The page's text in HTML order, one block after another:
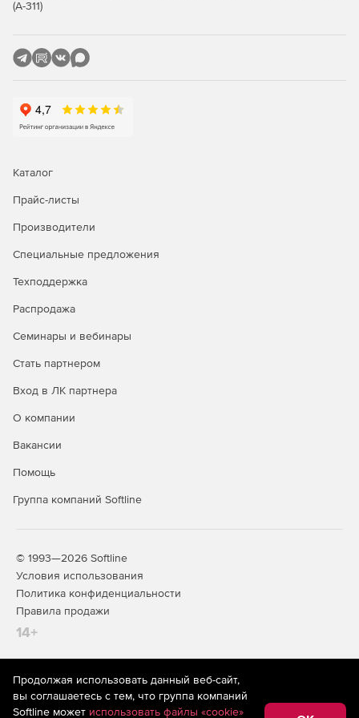
менеджера в работу.
Store по доступной цене.
(А-311)
Каталог
Прайс-листы
Производители
Специальные предложения
Техподдержка
Распродажа
Семинары и вебинары
Стать партнером
Вход в ЛК партнера
О компании
Вакансии
Помощь
Группа компаний Softline
© 1993—2026 Softline
Условия использования
Политика конфиденциальности
Правила продажи
14+
На информационном ресурсе store.softline.ru применяются
рекомендательные технологии(информационные технологии
предоставления информации на основе сбора,
Продолжая использовать данный веб-сайт,
вы соглашаетесь с тем, что группа компаний
Softline может использовать файлы «cookie»